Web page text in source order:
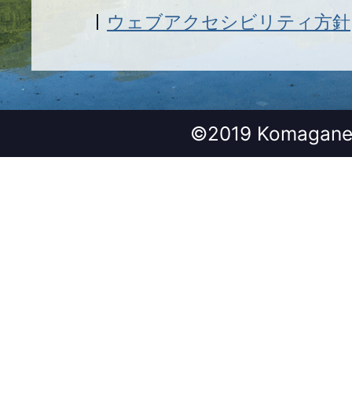
ウェブアクセシビリティ方針
©2019